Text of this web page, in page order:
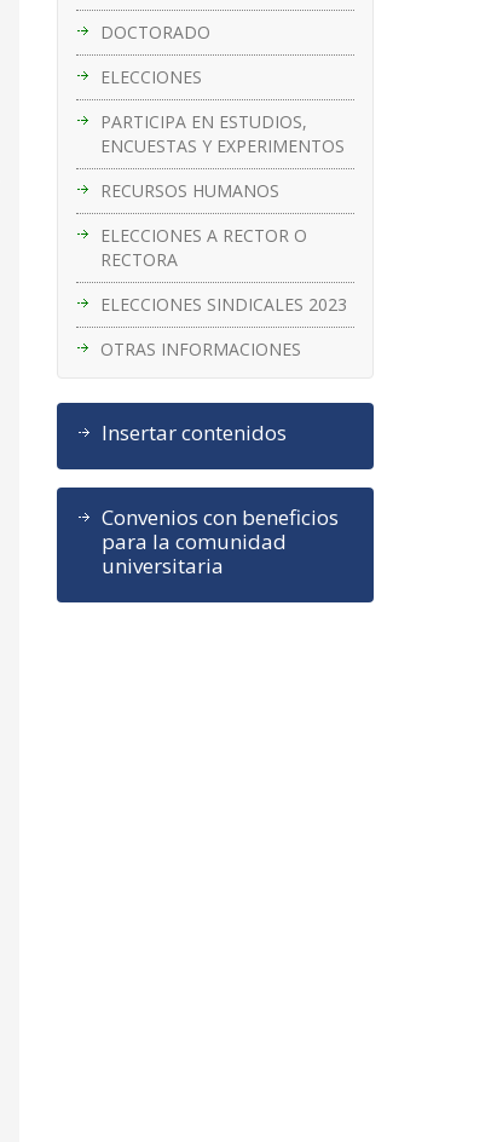
DOCTORADO
ELECCIONES
PARTICIPA EN ESTUDIOS,
ENCUESTAS Y EXPERIMENTOS
RECURSOS HUMANOS
ELECCIONES A RECTOR O
RECTORA
ELECCIONES SINDICALES 2023
OTRAS INFORMACIONES
Insertar contenidos
Convenios con beneficios
para la comunidad
universitaria